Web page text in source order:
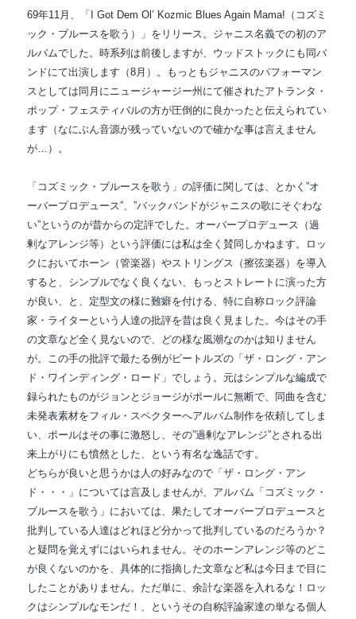
69年11月、「I Got Dem Ol’ Kozmic Blues Again Mama!（コズミ
ック・ブルースを歌う）」をリリース。ジャニス名義での初のア
ルバムでした。時系列は前後しますが、ウッドストックにも同バ
ンドにて出演します（8月）。もっともジャニスのパフォーマン
スとしては同月にニュージャージー州にて催されたアトランタ・
ポップ・フェスティバルの方が圧倒的に良かったと伝えられてい
ます（なにぶん音源が残っていないので確かな事は言えません
が…）。
「コズミック・ブルースを歌う」の評価に関しては、とかく”オ
ーバープロデュース”、”バックバンドがジャニスの歌にそぐわな
い”というのが昔からの定評でした。 オーバープロデュース（過
剰なアレンジ等）という評価には私は全く賛同しかねます。
ロッ
クにおいてホーン（管楽器）やストリングス（擦弦楽器）を導入
すると、シンプルでなく 良くない、もっとストレートに演った方
が良い、と、定型文の様に難癖を付ける、特に自称ロック評論
家・ライターという人達の批評を昔は良く見ました。今はその手
の文章など全く 見ないので、どの様な風潮なのかは知りません
が。 この手の批評で最たる例がビートルズの「ザ・ロング・アン
ド・ワインディング・ロード」でしょう。 元はシンプルな編成で
録られたものがジョンとジョージがポールに無断で、同曲を含む
未発表素材をフィル・スペクターへアルバム制作を依頼してしま
い、ポールはその事に激怒し、 その”過剰なアレンジ”とされる出
来上がりにも憤然とした、という有名な逸話です。
どちらが良いと思うかは人の好みなので「ザ・ロング・アン
ド・・・」については言及しませんが、 アルバム「コズミック・
ブルースを歌う」においては、果たしてオーバープロデュースと
批判している人達はどれほど分かって批判しているのだろうか？
と疑問を覚えずにはいられません。 そのホーンアレンジ等のどこ
が良くないのかを、具体的に指摘した文章など私は今日まで目に
したことがありません。ただ単に、余計な楽器を入れるな！ロッ
クはシンプルなモンだ！、
というその自称評論家達の単なる個人